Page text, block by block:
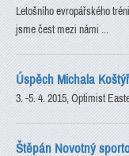
Letošního evropářského
jsme čest mezi námi ...
Úspěch Michala
3. -5. 4. 2015, Optimist
Štěpán Novotný